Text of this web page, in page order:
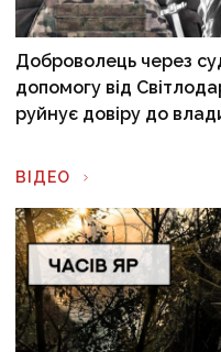
Доброволець через
допомогу від
руйнує довіру до
ВІДЕО